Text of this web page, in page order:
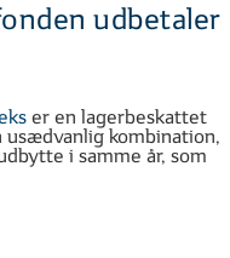
udbetaler
er en lagerbeskattet
kombination,
i samme år, som